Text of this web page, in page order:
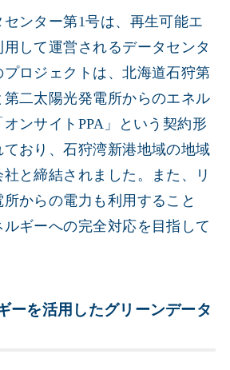
ンター第1号は、再生可能エ
して運営されるデータセンタ
ロジェクトは、北海道石狩第
二太陽光発電所からのエネル
ンサイトPPA」という契約形
おり、石狩湾新港地域の地域
と締結されました。また、リ
からの電力も利用すること
ギーへの完全対応を目指して
ーを活用したグリーンデータ